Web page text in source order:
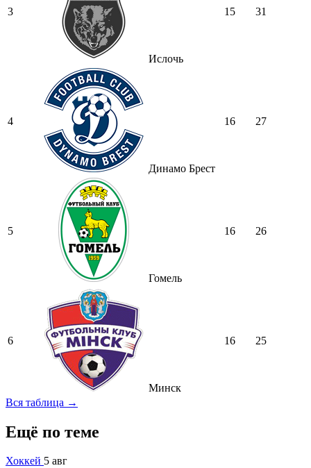
3
Ислочь
15 31
4
Динамо Брест
16 27
5
Гомель
16 26
6
Минск
16 25
Вся таблица →
Ещё по теме
Хоккей 5 авг